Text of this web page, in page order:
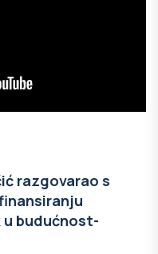
razgovarao s
budućnost-